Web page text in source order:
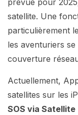
prévue pour
satellite. Une
particulièrement
les aventuriers
couverture
Actuellement,
satellites sur les
SOS via Satellite